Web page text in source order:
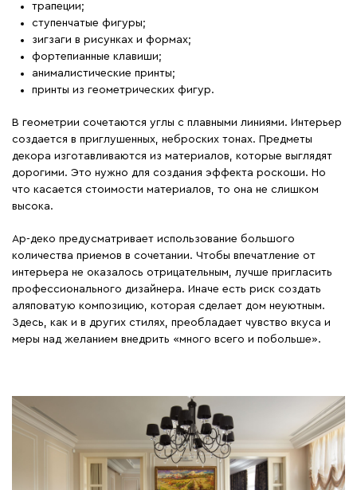
трапеции;
ступенчатые фигуры;
зигзаги в рисунках и формах;
фортепианные клавиши;
анималистические принты;
принты из геометрических фигур.
В геометрии сочетаются углы с плавными линиями. Интерьер
создается в приглушенных, неброских тонах. Предметы
декора изготавливаются из материалов, которые выглядят
дорогими. Это нужно для создания эффекта роскоши. Но
что касается стоимости материалов, то она не слишком
высока.
Ар-деко предусматривает использование большого
количества приемов в сочетании. Чтобы впечатление от
интерьера не оказалось отрицательным, лучше пригласить
профессионального дизайнера. Иначе есть риск создать
аляповатую композицию, которая сделает дом неуютным.
Здесь, как и в других стилях, преобладает чувство вкуса и
меры над желанием внедрить «много всего и побольше».